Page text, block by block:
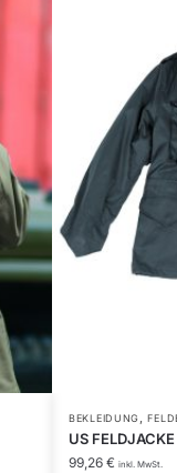
BEKLEIDUNG,
US
99,26 € inkl. MwSt.
Dieses
Produkt